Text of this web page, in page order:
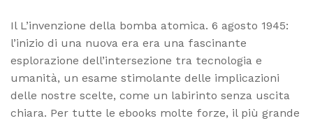
Il L’invenzione della bomba atomica. 6 agosto 1945:
l’inizio di una nuova era era una fascinante
esplorazione dell’intersezione tra tecnologia e
umanità, un esame stimolante delle implicazioni
delle nostre scelte, come un labirinto senza uscita
chiara. Per tutte le ebooks molte forze, il più grande